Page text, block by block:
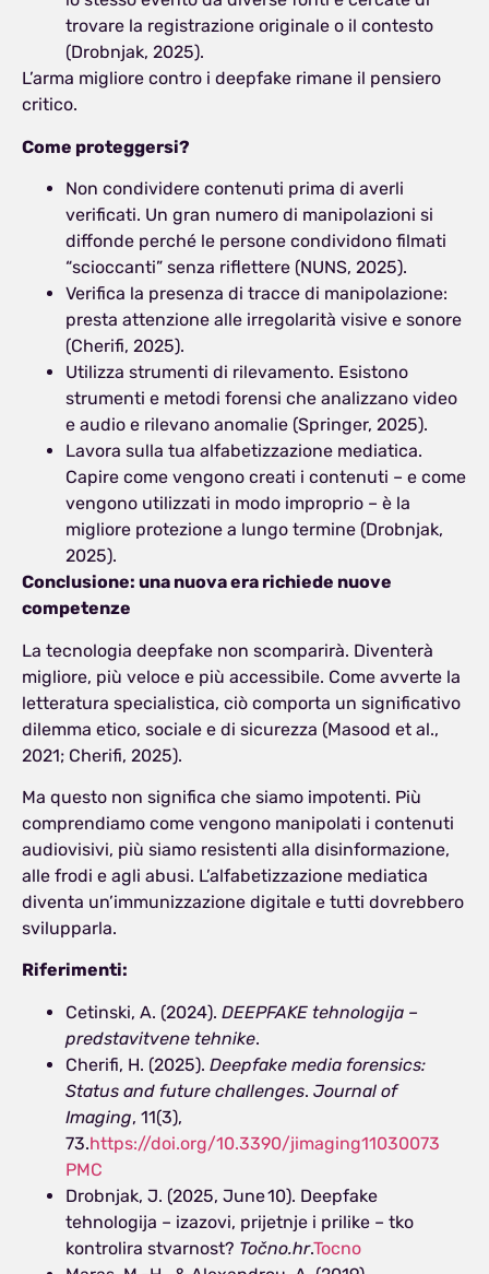
trovare la registrazione originale o il contesto
(Drobnjak, 2025).
L’arma migliore contro i deepfake rimane il pensiero
critico.
Come proteggersi?
Non condividere contenuti prima di averli
verificati. Un gran numero di manipolazioni si
diffonde perché le persone condividono filmati
“scioccanti” senza riflettere (NUNS, 2025).
Verifica la presenza di tracce di manipolazione:
presta attenzione alle irregolarità visive e sonore
(Cherifi, 2025).
Utilizza strumenti di rilevamento. Esistono
strumenti e metodi forensi che analizzano video
e audio e rilevano anomalie (Springer, 2025).
Lavora sulla tua alfabetizzazione mediatica.
Capire come vengono creati i contenuti – e come
vengono utilizzati in modo improprio – è la
migliore protezione a lungo termine (Drobnjak,
2025).
Conclusione: una nuova era richiede nuove
competenze
La tecnologia deepfake non scomparirà. Diventerà
migliore, più veloce e più accessibile. Come avverte la
letteratura specialistica, ciò comporta un significativo
dilemma etico, sociale e di sicurezza (Masood et al.,
2021; Cherifi, 2025).
Ma questo non significa che siamo impotenti. Più
comprendiamo come vengono manipolati i contenuti
audiovisivi, più siamo resistenti alla disinformazione,
alle frodi e agli abusi. L’alfabetizzazione mediatica
diventa un’immunizzazione digitale e tutti dovrebbero
svilupparla.
Riferimenti:
Cetinski, A. (2024). DEEPFAKE tehnologija –
predstavitvene tehnike.
Cherifi, H. (2025). Deepfake media forensics:
Status and future challenges. Journal of
Imaging, 11(3),
73.https://doi.org/10.3390/jimaging11030073
PMC
Drobnjak, J. (2025, June 10). Deepfake
tehnologija – izazovi, prijetnje i prilike – tko
kontrolira stvarnost? Točno.hr.Tocno